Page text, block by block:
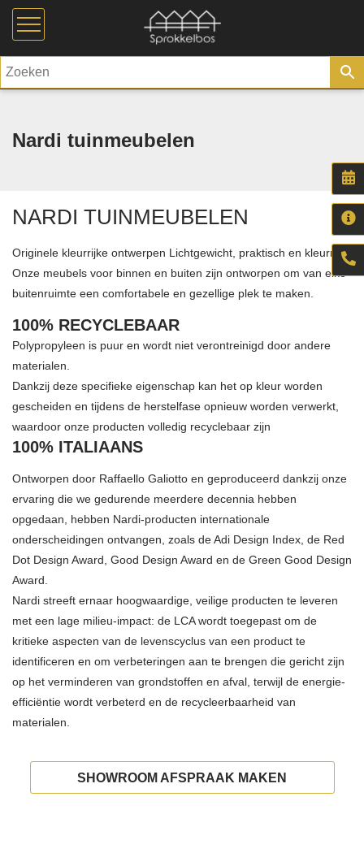
Nardi tuinmeubelen
NARDI TUINMEUBELEN
Originele kleurrijke ontwerpen Lichtgewicht, praktisch en kleurrijk.
Onze meubels voor binnen en buiten zijn ontworpen om van elke
buitenruimte een comfortabele en gezellige plek te maken.
100% RECYCLEBAAR
Polypropyleen is puur en wordt niet verontreinigd door andere
materialen.
Dankzij deze specifieke eigenschap kan het op kleur worden
gescheiden en tijdens de herstelfase opnieuw worden verwerkt,
waardoor onze producten volledig recyclebaar zijn
100% ITALIAANS
Ontworpen door Raffaello Galiotto en geproduceerd dankzij onze
ervaring die we gedurende meerdere decennia hebben
opgedaan, hebben Nardi-producten internationale
onderscheidingen ontvangen, zoals de Adi Design Index, de Red
Dot Design Award, Good Design Award en de Green Good Design
Award.
Nardi streeft ernaar hoogwaardige, veilige producten te leveren
met een lage milieu-impact: de LCA wordt toegepast om de
kritieke aspecten van de levenscyclus van een product te
identificeren en om verbeteringen aan te brengen die gericht zijn
op het verminderen van grondstoffen en afval, terwijl de energie-
efficiëntie wordt verbeterd en de recycleerbaarheid van
materialen.
SHOWROOM AFSPRAAK MAKEN